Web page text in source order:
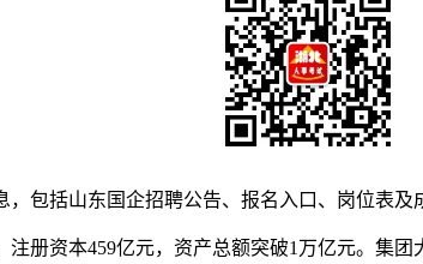
包括山东国企招聘公告、报名入口、岗位表及
册资本459亿元，资产总额突破1万亿元。集